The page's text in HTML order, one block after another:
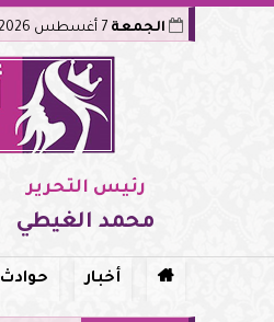
الجمعة
رئيس التحرير
محمد الغيطي
 أخبار حوادث